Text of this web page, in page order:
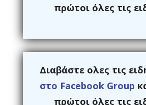
πρώτοι όλες τις
Διαβάστε ολες τις
στο Facebook Group
πρώτοι όλες τις